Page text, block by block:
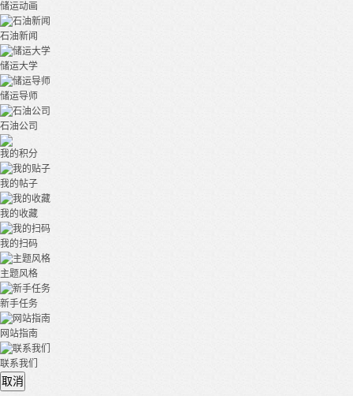
储运动画
石油新闻
储运大学
储运导师
石油公司
我的积分
我的帖子
我的收藏
我的扫码
主题风格
新手任务
网站指南
联系我们
取消